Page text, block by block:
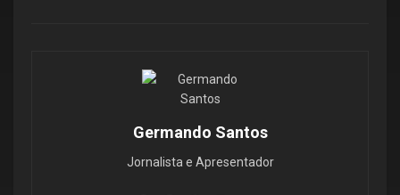
Germando Santos
Jornalista e Apresentador